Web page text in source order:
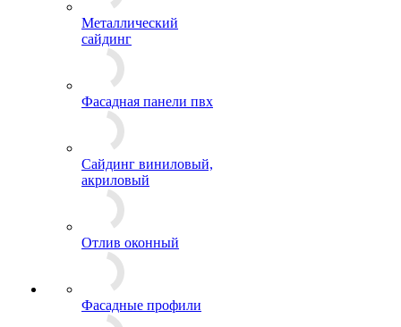
Металлический
сайдинг
Фасадная панели пвх
Сайдинг виниловый,
акриловый
Отлив оконный
Фасадные профили